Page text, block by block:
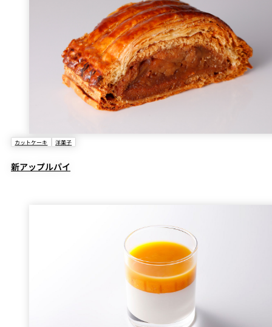
カットケーキ 洋菓子
新アップルパイ